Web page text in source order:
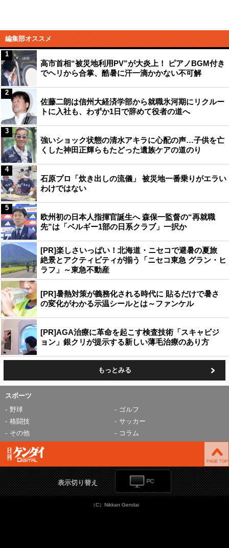
編集部オススメ
高市首相“被災地利用PV”が大炎上！ ピアノBGM付き
でヘリから合掌、酷暑に汗一滴かかない不可解
1
佐藤二朗は信州大経済学部から就職氷河期にリクルー
トに入社も、わずか1日で辞めて役者の道へ
2
強いショック状態の清水アキラに心配の声…子供を亡
くした神田正輝らもたどった遺族ケアの道のり
3
石原プロ「炊き出しの流儀」 被災地一番乗りがエラい
わけではない
4
欧州初の日本人指揮官誕生へ 森保一監督の“再就職
先”は「ベルギー1部の日系クラブ」一択か
5
[PR]楽しさいっぱい！北海道・ニセコで避暑の夏旅
絶景とアクティビティが揃う「ニセコ東急 グラン・ヒ
ラフ」～東急不動産
[PR]暑熱対策が義務化される時代に 貼るだけで暑さ
の変化がわかる示温シールとは～ファンケル
[PR]AGA治療に革命を起こす検査技術「スキャビジ
ョン」銀クリが提示する新しい薄毛治療のあり方
もっとみる
スポーツ
野球
ゴルフ
格闘技
サッカー
その他
コラム
表示切り替え
（C）Nikkan Gendai